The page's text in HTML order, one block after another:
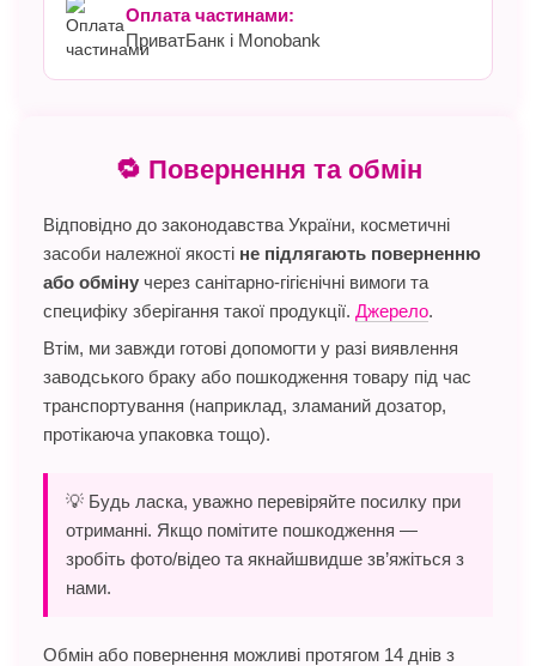
Оплата частинами:
ПриватБанк і Monobank
🔁 Повернення та обмін
Відповідно до законодавства України, косметичні
засоби належної якості не підлягають поверненню
або обміну через санітарно-гігієнічні вимоги та
специфіку зберігання такої продукції. Джерело.
Втім, ми завжди готові допомогти у разі виявлення
заводського браку або пошкодження товару під час
транспортування (наприклад, зламаний дозатор,
протікаюча упаковка тощо).
💡 Будь ласка, уважно перевіряйте посилку при
отриманні. Якщо помітите пошкодження —
зробіть фото/відео та якнайшвидше зв’яжіться з
нами.
Обмін або повернення можливі протягом 14 днів з